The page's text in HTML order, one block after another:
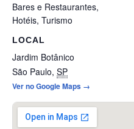
Bares e Restaurantes,
Hotéis, Turismo
LOCAL
Jardim Botânico
São Paulo, SP
Ver no Google Maps →